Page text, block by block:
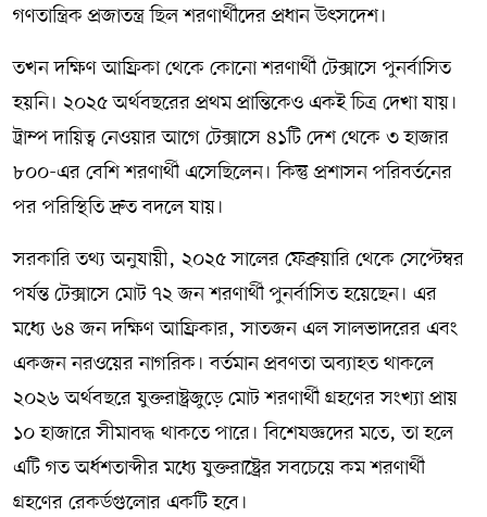
গণতান্ত্রিক প্রজাতন্ত্র ছিল শরণার্থীদের প্রধান উৎসদেশ।
তখন দক্ষিণ আফ্রিকা থেকে কোনো শরণার্থী টেক্সাসে পুনর্বাসিত
হয়নি। ২০২৫ অর্থবছরের প্রথম প্রান্তিকেও একই চিত্র দেখা যায়।
ট্রাম্প দায়িত্ব নেওয়ার আগে টেক্সাসে ৪১টি দেশ থেকে ৩ হাজার
৮০০-এর বেশি শরণার্থী এসেছিলেন। কিন্তু প্রশাসন পরিবর্তনের
পর পরিস্থিতি দ্রুত বদলে যায়।
সরকারি তথ্য অনুযায়ী, ২০২৫ সালের ফেব্রুয়ারি থেকে সেপ্টেম্বর
পর্যন্ত টেক্সাসে মোট ৭২ জন শরণার্থী পুনর্বাসিত হয়েছেন। এর
মধ্যে ৬৪ জন দক্ষিণ আফ্রিকার, সাতজন এল সালভাদরের এবং
একজন নরওয়ের নাগরিক। বর্তমান প্রবণতা অব্যাহত থাকলে
২০২৬ অর্থবছরে যুক্তরাষ্ট্রজুড়ে মোট শরণার্থী গ্রহণের সংখ্যা প্রায়
১০ হাজারে সীমাবদ্ধ থাকতে পারে। বিশেষজ্ঞদের মতে, তা হলে
এটি গত অর্ধশতাব্দীর মধ্যে যুক্তরাষ্ট্রের সবচেয়ে কম শরণার্থী
গ্রহণের রেকর্ডগুলোর একটি হবে।